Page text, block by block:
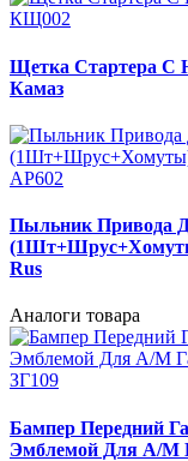
КЩ002
Щетка Стартера С
Камаз
АР602
Пыльник Привода
Rus
Аналоги товара
ЗГ109
Бампер Передний
Эмблемой Для А/М